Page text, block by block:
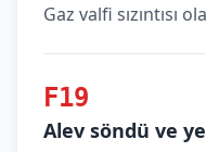
Gaz valfi sızıntısı
F19
Alev söndü ve